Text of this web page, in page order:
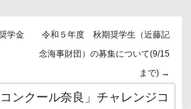
学金 令和５年度 秋期奨学生（近藤記
念海事財団）の募集について(9/15
まで) →
ンクール奈良」チャレンジコ